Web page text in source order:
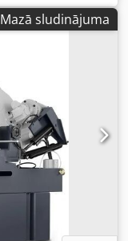
padeves
diapazons:
demontāžas
augsta veiktspēja
68 m/min –
– 285 kg –
spīļvīze –
Sūkņa
laiks, uzlabota
pēc griešanas
jauda 1500 /
izmēri 2740 ×
Griešanas leņķu
| 30°R | 45°R |
Mazā sludinājuma